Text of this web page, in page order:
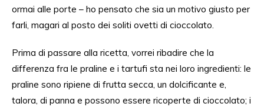
ormai alle porte – ho pensato che sia un motivo giusto per
farli, magari al posto dei soliti ovetti di cioccolato.
Prima di passare alla ricetta, vorrei ribadire che la
differenza fra le praline e i tartufi sta nei loro ingredienti: le
praline sono ripiene di frutta secca, un dolcificante e,
talora, di panna e possono essere ricoperte di cioccolato; i